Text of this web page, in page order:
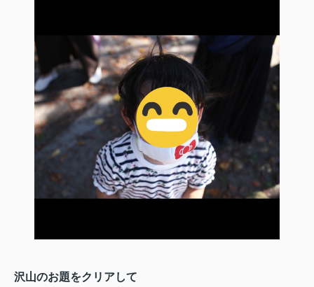
沢山のお題をクリアして